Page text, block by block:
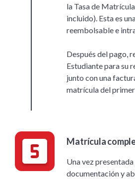
la Tasa de
incluido). Esta es
reembolsable e
Después del pago,
Estudiante para su
junto con una
matrícula del
Matrícula
Una vez
documentación y